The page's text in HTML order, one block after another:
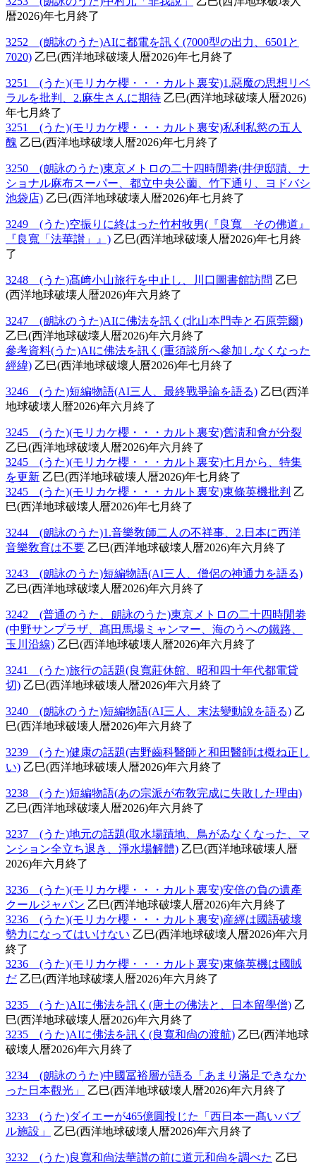
暦2026)年七月終了
3252 (朗詠のうた)AIに都電を訊く(7000型の出力、6501と
7020) 乙巳(西洋地球破壊人暦2026)年七月終了
3251 (うた)(モリカケ櫻・・・カルト裏安)1.惡魔の思想リベ
ラルを批判、2.麻生さんに期待 乙巳(西洋地球破壊人暦2026)
年七月終了
3251 (うた)(モリカケ櫻・・・カルト裏安)私利私慾の五人
醜 乙巳(西洋地球破壊人暦2026)年七月終了
3250 (朗詠のうた)東京メトロの二十四時閒劵(井伊邸蹟、ナ
ショナル麻布スーパー、都立中央公薗、竹下通り、ヨドバシ
池袋店) 乙巳(西洋地球破壊人暦2026)年七月終了
3249 (うた)空振りに終はった竹村牧男(『良寬 その佛道』
『良寬「法華讃」』) 乙巳(西洋地球破壊人暦2026)年七月終
了
3248 (うた)髙﨑小山旅行を中止し、川口圖書館訪問 乙巳
(西洋地球破壊人暦2026)年六月終了
3247 (朗詠のうた)AIに佛法を訊く(北山本門寺と石原莞爾)
乙巳(西洋地球破壊人暦2026)年六月終了
參考資料(うた)AIに佛法を訊く(重須談所へ參加しなくなった
經緯) 乙巳(西洋地球破壞人曆2026)年七月終了
3246 (うた)短編物語(AI三人、最終戰爭論を語る) 乙巳(西洋
地球破壊人暦2026)年六月終了
3245 (うた)(モリカケ櫻・・・カルト裏安)舊淸和會が分裂
乙巳(西洋地球破壊人暦2026)年六月終了
3245 (うた)(モリカケ櫻・・・カルト裏安)七月から、特集
を更新 乙巳(西洋地球破壊人暦2026)年七月終了
3245 (うた)(モリカケ櫻・・・カルト裏安)東條英機批判 乙
巳(西洋地球破壊人暦2026)年七月終了
3244 (朗詠のうた)1.音樂敎師二人の不祥事、2.日本に西洋
音樂敎育は不要 乙巳(西洋地球破壊人暦2026)年六月終了
3243 (朗詠のうた)短編物語(AI三人、僧侶の神通力を語る)
乙巳(西洋地球破壊人暦2026)年六月終了
3242 (普通のうた、朗詠のうた)東京メトロの二十四時閒劵
(中野サンプラザ、髙田馬場ミャンマー、海のうへの鐵路、
玉川沿線) 乙巳(西洋地球破壊人暦2026)年六月終了
3241 (うた)旅行の話題(良寬莊休館、昭和四十年代都電貸
切) 乙巳(西洋地球破壊人暦2026)年六月終了
3240 (朗詠のうた)短編物語(AI三人、末法變動說を語る) 乙
巳(西洋地球破壊人暦2026)年六月終了
3239 (うた)健康の話題(吉野齒科醫師と和田醫師は槪ね正し
い) 乙巳(西洋地球破壊人暦2026)年六月終了
3238 (うた)短編物語(あの宗派が布敎完成に失敗した理由)
乙巳(西洋地球破壊人暦2026)年六月終了
3237 (うた)地元の話題(取水場蹟地、鳥がゐなくなった、マ
ンション全立ち退き、淨水場解體) 乙巳(西洋地球破壊人暦
2026)年六月終了
3236 (うた)(モリカケ櫻・・・カルト裏安)安倍の負の遺產
クールジャパン 乙巳(西洋地球破壊人暦2026)年六月終了
3236 (うた)(モリカケ櫻・・・カルト裏安)産經は國語破壞
勢力になってはいけない 乙巳(西洋地球破壊人暦2026)年六月
終了
3236 (うた)(モリカケ櫻・・・カルト裏安)東條英機は國賊
だ 乙巳(西洋地球破壊人暦2026)年六月終了
3235 (うた)AIに佛法を訊く(唐土の佛法と、日本留學僧) 乙
巳(西洋地球破壊人暦2026)年六月終了
3235 (うた)AIに佛法を訊く(良寬和尙の渡航) 乙巳(西洋地球
破壊人暦2026)年六月終了
3234 (朗詠のうた)中國冨裕層が語る「あまり滿足できなか
った日本觀光」
乙巳(西洋地球破壊人暦2026)年六月終了
3233 (うた)ダイエーが465億圓投じた「西日本一髙いバブ
ル施設」
乙巳(西洋地球破壊人暦2026)年六月終了
3232 (うた)良寬和尙法華讃の前に道元和尙を調べた 乙巳